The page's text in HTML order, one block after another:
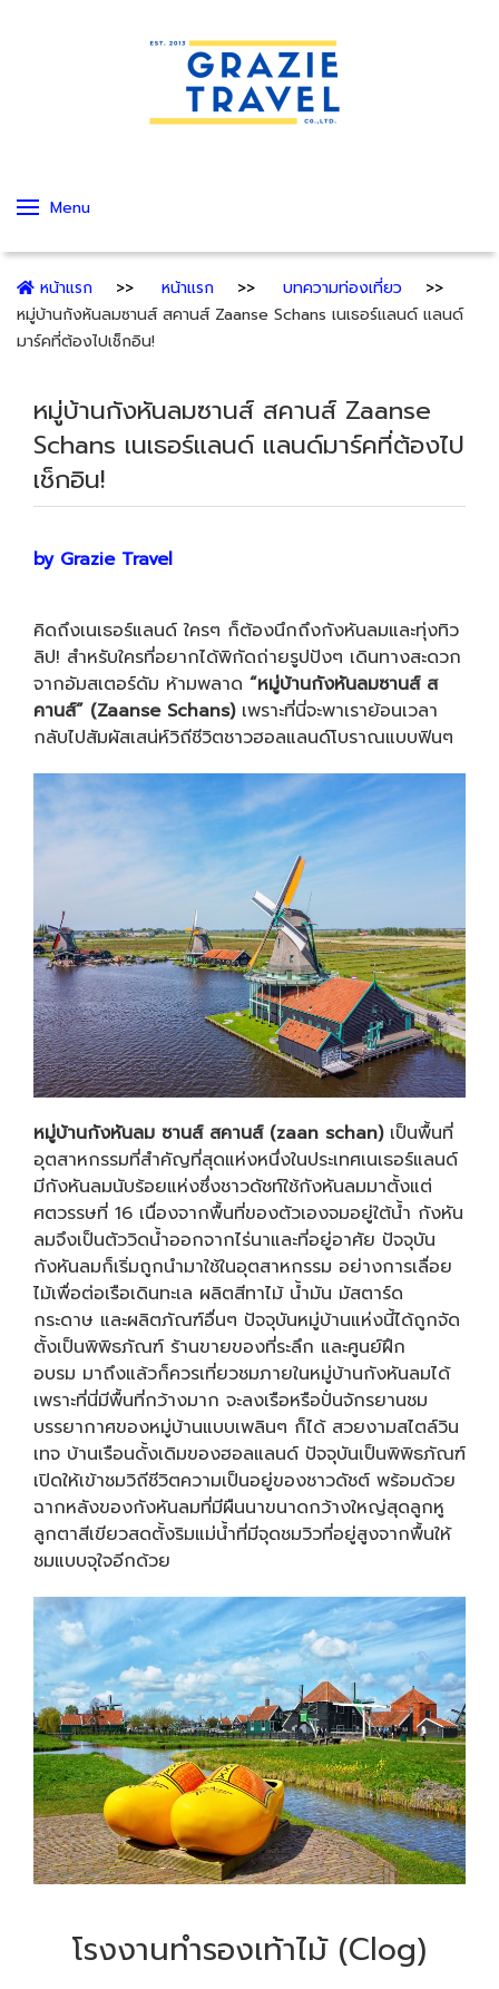
Menu
หน้าแรก หน้าแรก
บทความท่องเที่ยว
หมู่บ้านกังหันลมซานส์ สคานส์ Zaanse Schans เนเธอร์แลนด์ แลนด์
มาร์คที่ต้องไปเช็กอิน!
หมู่บ้านกังหันลมซานส์ สคานส์ Zaanse
Schans เนเธอร์แลนด์ แลนด์มาร์คที่ต้องไป
เช็กอิน!
by Grazie Travel
คิดถึงเนเธอร์แลนด์ ใครๆ ก็ต้องนึกถึงกังหันลมและทุ่งทิว
ลิป! สำหรับใครที่อยากได้พิกัดถ่ายรูปปังๆ เดินทางสะดวก
จากอัมสเตอร์ดัม ห้ามพลาด “หมู่บ้านกังหันลมซานส์ ส
คานส์” (Zaanse Schans)เพราะที่นี่จะพาเราย้อนเวลา
กลับไปสัมผัสเสน่ห์วิถีชีวิตชาวฮอลแลนด์โบราณแบบฟินๆ
หมู่บ้านกังหันลม ซานส์ สคานส์ (zaan schan)เป็นพื้นที่
อุตสาหกรรมที่สำคัญที่สุดแห่งหนึ่งในประเทศเนเธอร์แลนด์
มีกังหันลมนับร้อยแห่งซึ่งชาวดัชท์ใช้กังหันลมมาตั้งแต่
ศตวรรษที่ 16 เนื่องจากพื้นที่ของตัวเองจมอยู่ใต้น้ำ กังหัน
ลมจึงเป็นตัววิดน้ำออกจากไร่นาและที่อยู่อาศัย ปัจจุบัน
กังหันลมก็เริ่มถูกนำมาใช้ในอุตสาหกรรม อย่างการเลื่อย
ไม้เพื่อต่อเรือเดินทะเล ผลิตสีทาไม้ น้ำมัน มัสตาร์ด
กระดาษ และผลิตภัณฑ์อื่นๆ ปัจจุบันหมู่บ้านแห่งนี้ได้ถูกจัด
ตั้งเป็นพิพิธภัณฑ์ ร้านขายของที่ระลึก และศูนย์ฝึก
อบรม มาถึงแล้วก็ควรเที่ยวชมภายในหมู่บ้านกังหันลมได้
เพราะที่นี่มีพื้นที่กว้างมาก จะลงเรือหรือปั่นจักรยานชม
บรรยากาศของหมู่บ้านแบบเพลินๆ ก็ได้ สวยงามสไตล์วิน
เทจ บ้านเรือนดั้งเดิมของฮอลแลนด์ ปัจจุบันเป็นพิพิธภัณฑ์
เปิดให้เข้าชมวิถีชีวิตความเป็นอยู่ของชาวดัชต์ พร้อมด้วย
ฉากหลังของกังหันลมที่มีผืนนาขนาดกว้างใหญ่สุดลูกหู
ลูกตาสีเขียวสดตั้งริมแม่น้ำที่มีจุดชมวิวที่อยู่สูงจากพื้นให้
ชมแบบจุใจอีกด้วย
โรงงานทำรองเท้าไม้ (Clog)